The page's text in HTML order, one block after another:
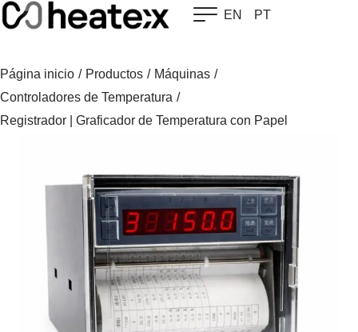
Skip
to
EN PT
Página inicio / Productos / Máquinas /
Controladores de Temperatura /
Registrador | Graficador de Temperatura con Papel